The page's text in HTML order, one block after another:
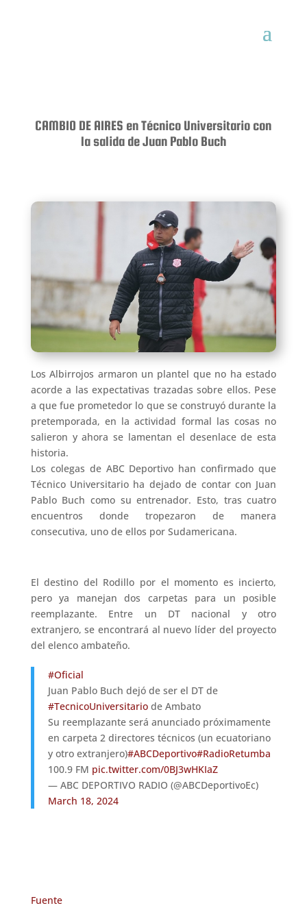
CAMBIO DE AIRES en Técnico Universitario con
la salida de Juan Pablo Buch
Los Albirrojos armaron un plantel que no ha estado
acorde a las expectativas trazadas sobre ellos. Pese
a que fue prometedor lo que se construyó durante la
pretemporada, en la actividad formal las cosas no
salieron y ahora se lamentan el desenlace de esta
historia.
Los colegas de ABC Deportivo han confirmado que
Técnico Universitario ha dejado de contar con Juan
Pablo Buch como su entrenador. Esto, tras cuatro
encuentros donde tropezaron de manera
consecutiva, uno de ellos por Sudamericana.
El destino del Rodillo por el momento es incierto,
pero ya manejan dos carpetas para un posible
reemplazante. Entre un DT nacional y otro
extranjero, se encontrará al nuevo líder del proyecto
del elenco ambateño.
#Oficial
Juan Pablo Buch dejó de ser el DT de
#TecnicoUniversitariode Ambato
Su reemplazante será anunciado próximamente
en carpeta 2 directores técnicos (un ecuatoriano
y otro extranjero)#ABCDeportivo#RadioRetumba
100.9 FM pic.twitter.com/0BJ3wHKIaZ
— ABC DEPORTIVO RADIO (@ABCDeportivoEc)
March 18, 2024
Fuente